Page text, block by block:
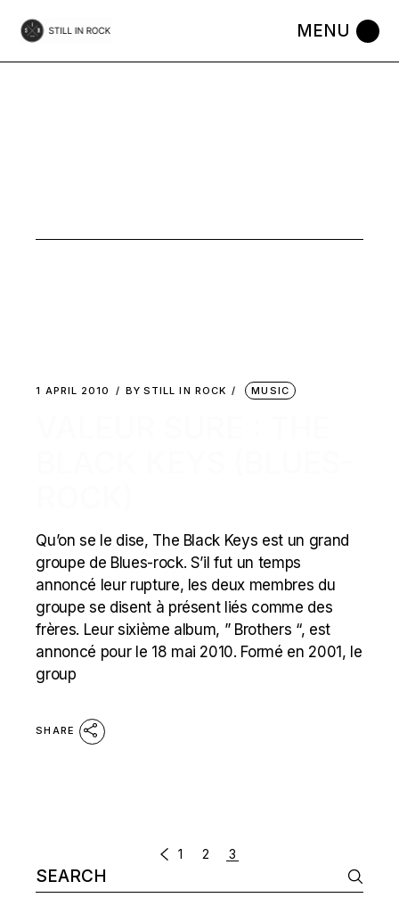
the
1 APRIL 2010 BY STILL IN ROCK MUSIC
Qu’on se le dise, The Black Keys est un grand
groupe de Blues-rock. S’il fut un temps
annoncé leur rupture, les deux membres du
groupe se disent à présent liés comme des
frères. Leur sixième album, ” Brothers “, est
annoncé pour le 18 mai 2010. Formé en 2001, le
group
SHARE
NAVIGATION
1 2 3
Search
for: